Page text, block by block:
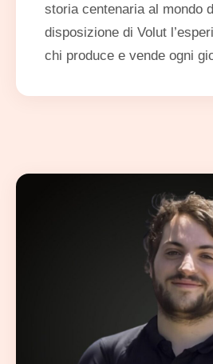
storia centenaria al mondo
disposizione di Volut
chi produce e vende ogni